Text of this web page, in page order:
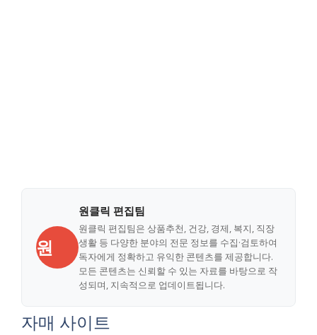
원
원클릭 편집팀
원클릭 편집팀은 상품추천, 건강, 경제, 복지, 직장
생활 등 다양한 분야의 전문 정보를 수집·검토하여
독자에게 정확하고 유익한 콘텐츠를 제공합니다.
모든 콘텐츠는 신뢰할 수 있는 자료를 바탕으로 작
성되며, 지속적으로 업데이트됩니다.
자매 사이트